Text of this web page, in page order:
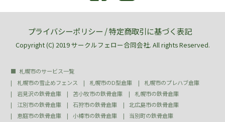
プライバシーポリシー /特定商取引に基づく表記
Copyright (C) 2019 サークルフェロー合同会社. All rights Reserved.
札幌市のサービス一覧
札幌市の雪止めフェンス
札幌市のD型倉庫
札幌市のプレハブ倉庫
岩見沢の鉄骨倉庫
苫小牧市の鉄骨倉庫
札幌市の鉄骨倉庫
江別市の鉄骨倉庫
石狩市の鉄骨倉庫
北広島市の鉄骨倉庫
恵庭市の鉄骨倉庫
小樽市の鉄骨倉庫
当別町の鉄骨倉庫